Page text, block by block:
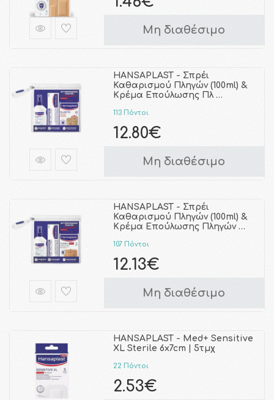
Μη διαθέσιμο
HANSAPLAST - Σπρέι
Καθαρισμού Πληγών (100ml) &
Κρέμα Επούλωσης Πλ …
113 Πόντοι
12.80€
Μη διαθέσιμο
HANSAPLAST - Σπρέι
Καθαρισμού Πληγών (100ml) &
Κρέμα Επούλωσης Πληγών …
107 Πόντοι
12.13€
Μη διαθέσιμο
HANSAPLAST - Med+ Sensitive
XL Sterile 6x7cm | 5τμχ
22 Πόντοι
2.53€